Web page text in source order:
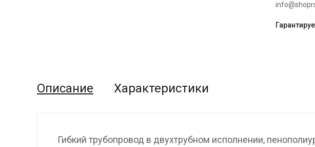
Описание Характеристики
Гибкий трубопровод в двухтрубном исполнении,